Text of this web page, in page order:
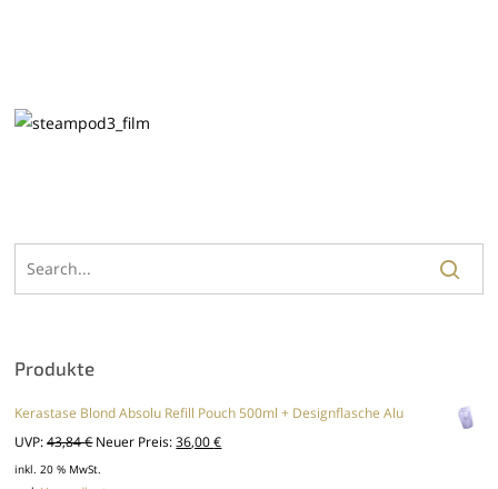
Produkte
Kerastase Blond Absolu Refill Pouch 500ml + Designflasche Alu
UVP: 43,84€ Ursprünglicher
Preis
Neuer Preis: 36,00€Aktueller
inkl. 20 % MwSt.